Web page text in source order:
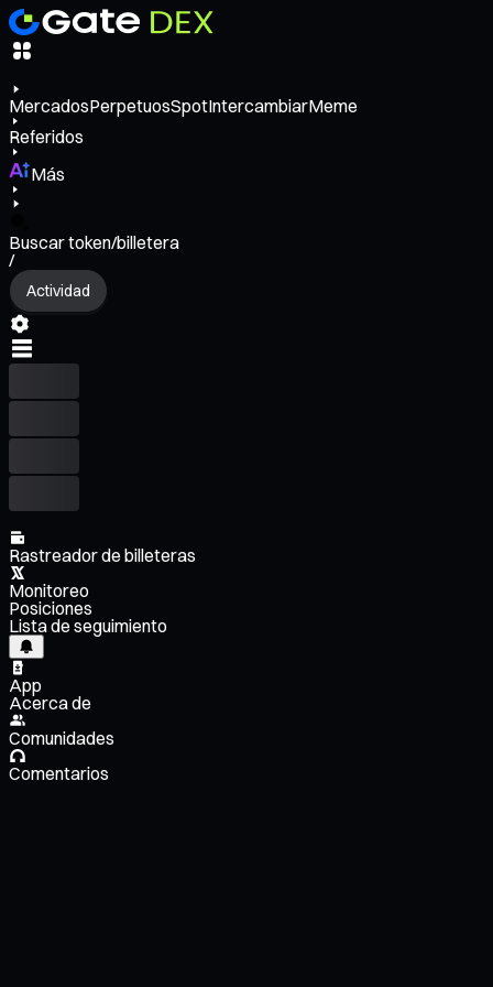
MercadosPerpetuosSpotIntercambiarMeme
Referidos
Más
Buscar token/billetera
/
Actividad
Rastreador de billeteras
Monitoreo
Posiciones
Lista de seguimiento
App
Acerca de
Comunidades
Comentarios